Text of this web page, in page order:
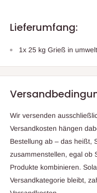
Lieferumfang:
1x 25 kg Grieß in
Wir versenden
Versandkosten hängen
Bestellung ab – das heißt,
zusammenstellen, egal ob
Produkte kombinieren.
Versandkategorie bleibt,